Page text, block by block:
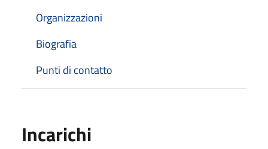
Organizzazioni
Biografia
Punti di contatto
Incarichi